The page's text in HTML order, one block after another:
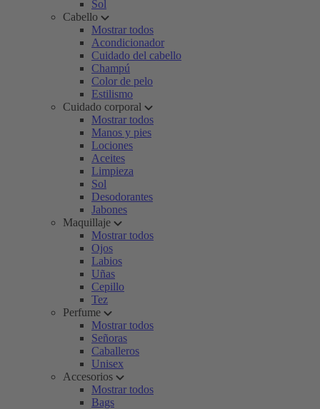
Sol
Cabello
Mostrar todos
Acondicionador
Cuidado del cabello
Champú
Color de pelo
Estilismo
Cuidado corporal
Mostrar todos
Manos y pies
Lociones
Aceites
Limpieza
Sol
Desodorantes
Jabones
Maquillaje
Mostrar todos
Ojos
Labios
Uñas
Cepillo
Tez
Perfume
Mostrar todos
Señoras
Caballeros
Unisex
Accesorios
Mostrar todos
Bags